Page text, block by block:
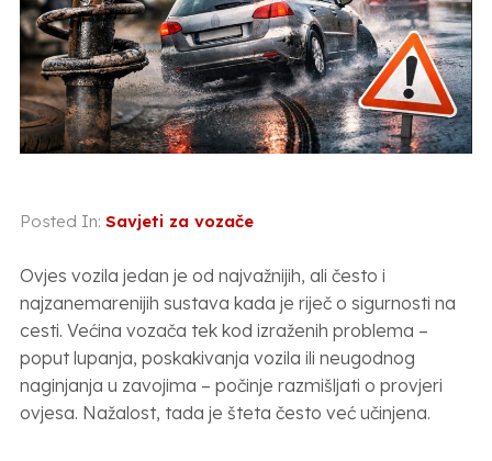
Posted In: Savjeti za vozače
Ovjes vozila jedan je od najvažnijih, ali često i
najzanemarenijih sustava kada je riječ o sigurnosti na
cesti. Većina vozača tek kod izraženih problema –
poput lupanja, poskakivanja vozila ili neugodnog
naginjanja u zavojima – počinje razmišljati o provjeri
ovjesa. Nažalost, tada je šteta često već učinjena.